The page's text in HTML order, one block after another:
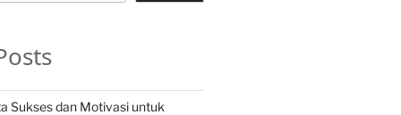
Sukses dan Motivasi untuk